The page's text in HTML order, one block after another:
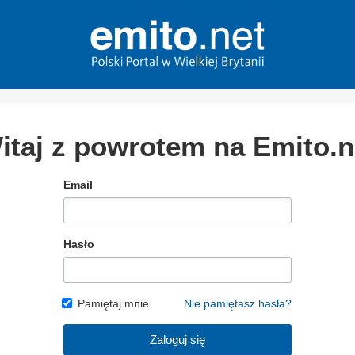
z powrotem na
Email
Hasło
Pamiętaj mnie. Nie pamiętasz hasła?
Zaloguj się